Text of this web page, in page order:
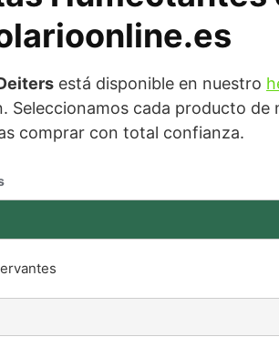
está disponible en nuestro
Seleccionamos cada producto
comprar con total confianza.